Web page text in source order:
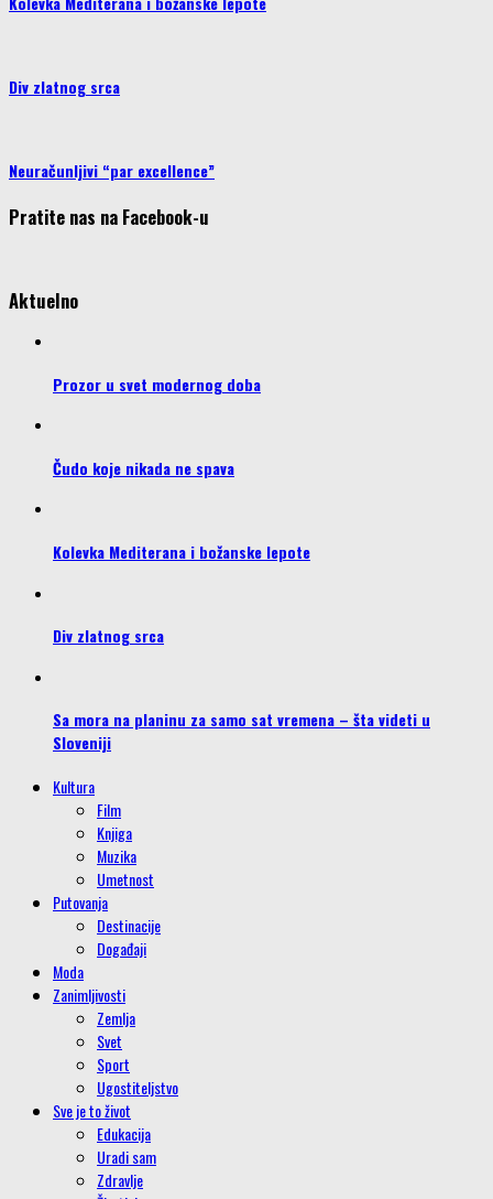
Div zlatnog srca
Neuračunljivi “par excellence”
Pratite nas na Facebook-u
Aktuelno
Prozor u svet modernog doba
Čudo koje nikada ne spava
Kolevka Mediterana i božanske lepote
Div zlatnog srca
Sa mora na planinu za samo sat vremena – šta videti u
Sloveniji
Kultura
Film
Knjiga
Muzika
Umetnost
Putovanja
Destinacije
Događaji
Moda
Zanimljivosti
Zemlja
Svet
Sport
Ugostiteljstvo
Sve je to život
Edukacija
Uradi sam
Zdravlje